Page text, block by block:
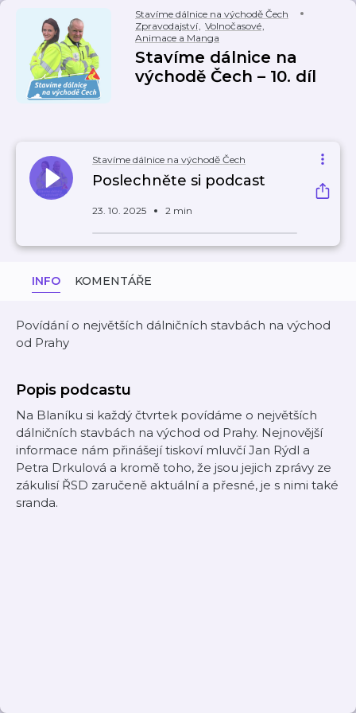
Stavíme dálnice na východě Čech
Zpravodajství, Volnočasové,
Animace a Manga
Stavíme dálnice na
východě Čech – 10. díl
Stavíme dálnice na východě Čech
Poslechněte si podcast
23. 10. 2025 2 min
INFO KOMENTÁŘE
Povídání o největších dálničních stavbách na východ
od Prahy
Popis podcastu
Na Blaníku si každý čtvrtek povídáme o největších
dálničních stavbách na východ od Prahy. Nejnovější
informace nám přinášejí tiskoví mluvčí Jan Rýdl a
Petra Drkulová a kromě toho, že jsou jejich zprávy ze
zákulisí ŘSD zaručeně aktuální a přesné, je s nimi také
sranda.